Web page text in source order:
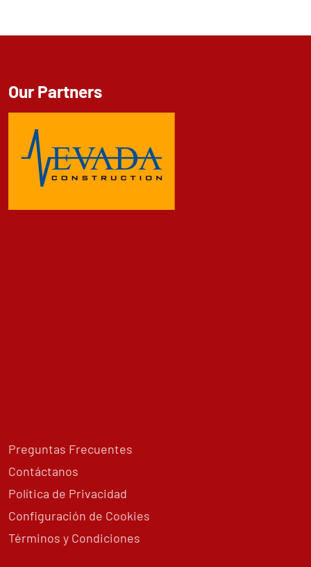
Preguntas Frecuentes
Contáctanos
Política de Privacidad
Configuración de Cookies
Términos y Condiciones
Our Partners